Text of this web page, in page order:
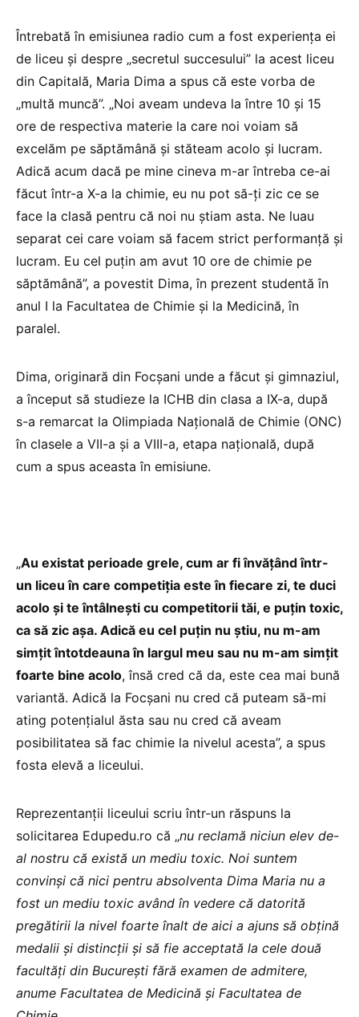
Întrebată în emisiunea radio cum a fost experiența ei
de liceu și despre „secretul succesului” la acest liceu
din Capitală, Maria Dima a spus că este vorba de
„multă muncă”. „Noi aveam undeva la între 10 și 15
ore de respectiva materie la care noi voiam să
excelăm pe săptămână și stăteam acolo și lucram.
Adică acum dacă pe mine cineva m-ar întreba ce-ai
făcut într-a X-a la chimie, eu nu pot să-ți zic ce se
face la clasă pentru că noi nu știam asta. Ne luau
separat cei care voiam să facem strict performanță și
lucram. Eu cel puțin am avut 10 ore de chimie pe
săptămână”, a povestit Dima, în prezent studentă în
anul I la Facultatea de Chimie și la Medicină, în
paralel.
Dima, originară din Focșani unde a făcut și gimnaziul,
a început să studieze la ICHB din clasa a IX-a, după
s-a remarcat la Olimpiada Națională de Chimie (ONC)
în clasele a VII-a și a VIII-a, etapa națională, după
cum a spus aceasta în emisiune.
„Au existat perioade grele, cum ar fi învățând într-
un liceu în care competiția este în fiecare zi, te duci
acolo și te întâlnești cu competitorii tăi, e puțin toxic,
ca să zic așa. Adică eu cel puțin nu știu, nu m-am
simțit întotdeauna în largul meu sau nu m-am simțit
foarte bine acolo, însă cred că da, este cea mai bună
variantă. Adică la Focșani nu cred că puteam să-mi
ating potențialul ăsta sau nu cred că aveam
posibilitatea să fac chimie la nivelul acesta”, a spus
fosta elevă a liceului.
Reprezentanții liceului scriu într-un răspuns la
solicitarea Edupedu.ro că „nu reclamă niciun elev de-
al nostru că există un mediu toxic. Noi suntem
convinși că nici pentru absolventa Dima Maria nu a
fost un mediu toxic având în vedere că datorită
pregătirii la nivel foarte înalt de aici a ajuns să obțină
medalii și distincții și să fie acceptată la cele două
facultăți din București fără examen de admitere,
anume Facultatea de Medicină și Facultatea de